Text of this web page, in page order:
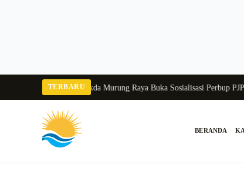
TERBARU
Balang 2026Pj Sekda Murung Raya Buka Sosialisasi Perbup PJPK
BERANDA